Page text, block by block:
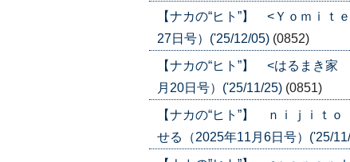
【ナカの“ヒト”】 <Ｙｏｍｉ
27日号）('25/12/05) (0852)
【ナカの“ヒト”】 <はるまき
月20日号）('25/11/25) (0851)
【ナカの“ヒト”】 ｎｉｊｉｔ
せる（2025年11月6日号）('25/